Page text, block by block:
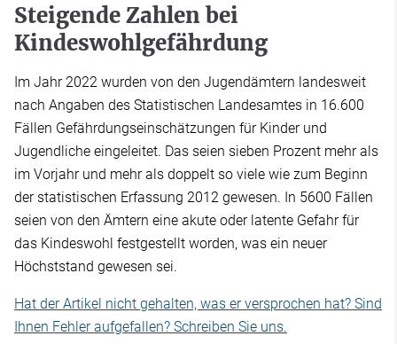
Steigende Zahlen bei
Kindeswohlgefährdung
Im Jahr 2022 wurden von den Jugendämtern landesweit
nach Angaben des Statistischen Landesamtes in 16.600
Fällen Gefährdungseinschätzungen für Kinder und
Jugendliche eingeleitet. Das seien sieben Prozent mehr als
im Vorjahr und mehr als doppelt so viele wie zum Beginn
der statistischen Erfassung 2012 gewesen. In 5600 Fällen
seien von den Ämtern eine akute oder latente Gefahr für
das Kindeswohl festgestellt worden, was ein neuer
Höchststand gewesen sei.
Hat der Artikel nicht gehalten, was er versprochen hat? Sind
Ihnen Fehler aufgefallen? Schreiben Sie uns.